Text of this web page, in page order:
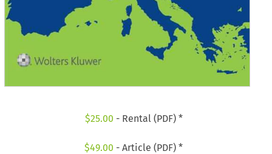
$25.00 - Rental (PDF) *
$49.00 - Article (PDF) *